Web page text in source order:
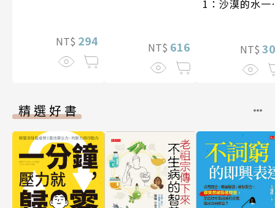
NT$ 294 NT$ 616
1：沙漠的水一
NT$
精選好書